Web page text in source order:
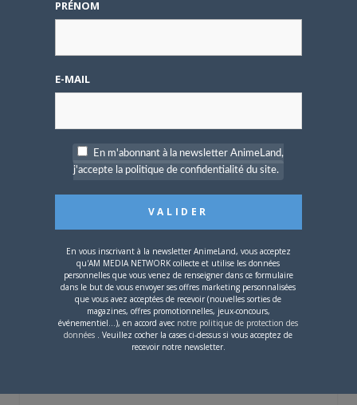
Une nouvelle série TV
Digimon en préparation
pour 2027
4 JUILLET 2026 0
[Entretien] Mokochan : «
Lors des prémices du
projet, il était déjà
PRÉNOM
E-MAIL
En m'abonnant à la newsletter AnimeLand,
j'accepte la politique de confidentialité du site.
En vous inscrivant à la newsletter AnimeLand, vous acceptez
qu'AM MEDIA NETWORK collecte et utilise les données
personnelles que vous venez de renseigner dans ce formulaire
dans le but de vous envoyer ses offres marketing personnalisées
que vous avez acceptées de recevoir (nouvelles sorties de
magazines, offres promotionnelles, jeux-concours,
événementiel...), en accord avec notre politique de protection des
données . Veuillez cocher la cases ci-dessus si vous acceptez de
recevoir notre newsletter.